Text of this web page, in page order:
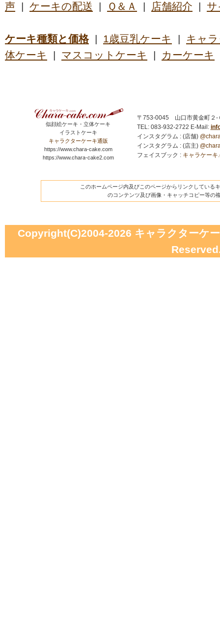
声 | ケーキの配送 | Ｑ＆Ａ | 店舗紹介 | サ
ケーキ種類と価格| 1歳豆乳ケーキ | キャ
体ケーキ
| マスコットケーキ | カーケーキ
似顔絵ケーキ・立体ケーキ
イラストケーキ
キャラクターケーキ通販
https://www.chara-cake.com
https://www.chara-cake2.com
〒753-0045 山口市黄金町
TEL: 083-932-2722 E-Mail:
インスタグラム : (店舗)
インスタグラム : (店主)
フェイスブック : キャラケー
このホームページ内及びこのページからリンクしている
のコンテンツ及び画像・キャッチコピー等の
Copyright(C)2004-2026 キャラクターケ